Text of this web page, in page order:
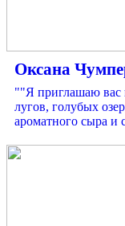
Оксана
""Я приглашаю вас
лугов, голубых
ароматного сыра и